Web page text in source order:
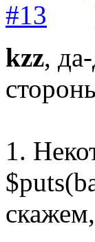
kzz,
1.